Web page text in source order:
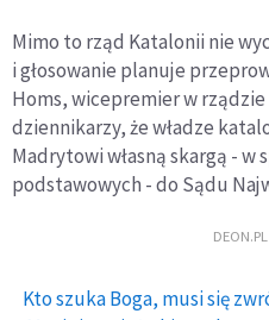
Mimo to rząd Katalonii nie
i głosowanie planuje
Homs, wicepremier w
dziennikarzy, że władze
Madrytowi własną skargą - w
podstawowych - do Sądu
Kto szuka Boga, musi się